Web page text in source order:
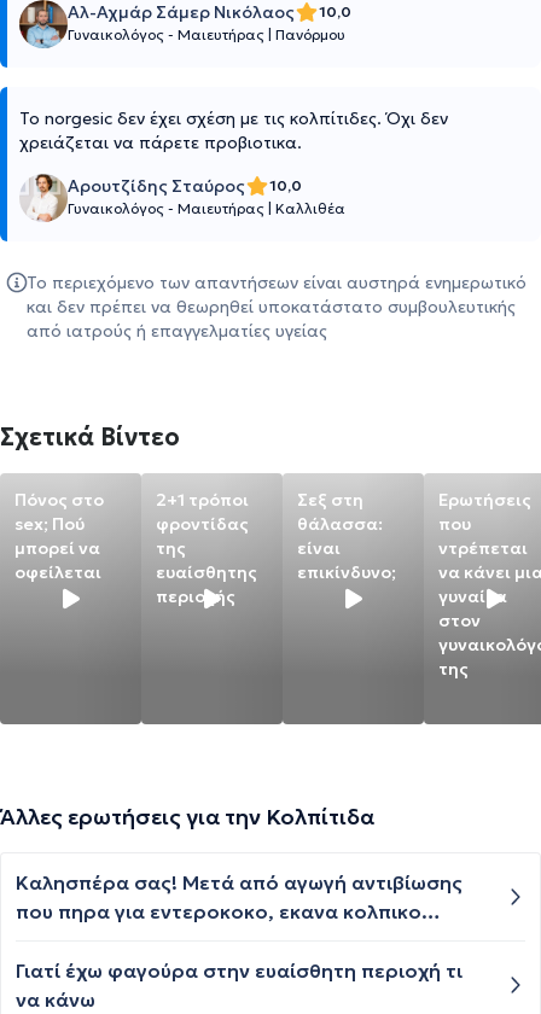
Αλ-Αχμάρ Σάμερ Νικόλαος
10,0
Γυναικολόγος - Μαιευτήρας Πανόρμου
Το norgesic δεν έχει σχέση με τις κολπίτιδες. Όχι δεν
χρειάζεται να πάρετε προβιοτικα.
Αρουτζίδης Σταύρος
10,0
Γυναικολόγος - Μαιευτήρας Καλλιθέα
Το περιεχόμενο των απαντήσεων είναι αυστηρά ενημερωτικό
και δεν πρέπει να θεωρηθεί υποκατάστατο συμβουλευτικής
από ιατρούς ή επαγγελματίες υγείας
Σχετικά Βίντεο
Πόνος στο
sex; Πού
μπορεί να
οφείλεται
2+1 τρόποι
φροντίδας
της
ευαίσθητης
περιοχής
Σεξ στη
θάλασσα:
είναι
επικίνδυνο;
Ερωτήσεις
που
ντρέπεται
να κάνει
γυναίκα
στον
της
Άλλες ερωτήσεις για την Κολπίτιδα
Καλησπέρα σας! Μετά από αγωγή αντιβίωσης
που πηρα για εντεροκοκο, εκανα κολπικο
συνέστησε ο γυναικολόγος μου Canesten μιας
ημέρας το πηρα, οχι μονο δεν είδα βελτίωση
Γιατί έχω φαγούρα στην ευαίσθητη περιοχή τι
να κάνω